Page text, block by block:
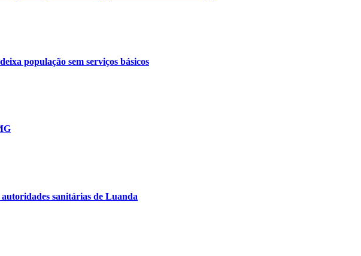
população sem serviços básicos
sanitárias de Luanda